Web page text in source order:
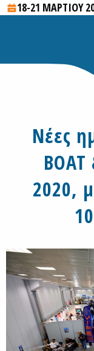
18-21 ΜΑΡΤΙΟΥ
Nέες
2020,